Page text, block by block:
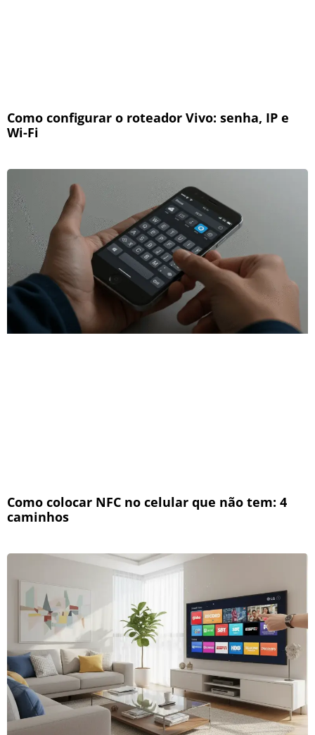
Como configurar o roteador Vivo: senha, IP e
Wi-Fi
Como colocar NFC no celular que não tem: 4
caminhos